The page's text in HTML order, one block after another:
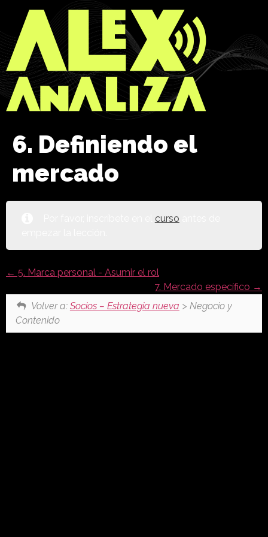
6. Definiendo el
mercado
curso
5. Marca personal - Asumir el rol
7. Mercado específico
Volver a: Socios – Estrategia nueva > Negocio y
Contenido